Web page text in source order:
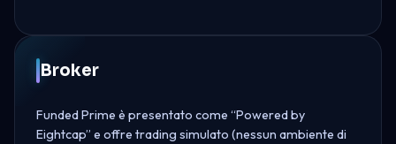
Broker
Funded Prime è presentato come “Powered by
Eightcap” e offre trading simulato (nessun ambiente di